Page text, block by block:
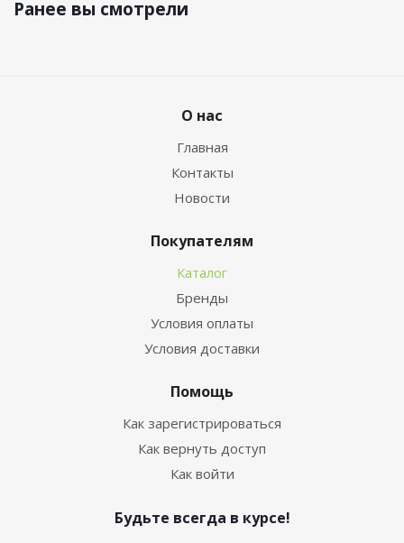
Ранее вы смотрели
О нас
Главная
Контакты
Новости
Покупателям
Каталог
Бренды
Условия оплаты
Условия доставки
Помощь
Как зарегистрироваться
Как вернуть доступ
Как войти
Будьте всегда в курсе!